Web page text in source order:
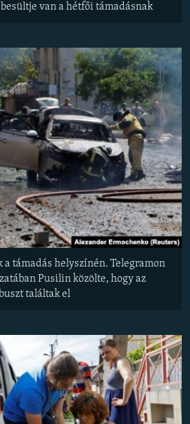
van a hétfői támadásnak
a támadás helyszínén. Telegramon
Pusilin közölte, hogy az
találtak el